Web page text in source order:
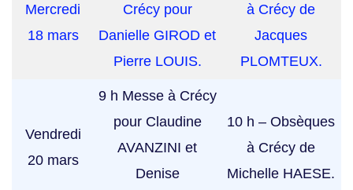
Mercredi
18 mars
Crécy pour
Danielle GIROD et
Pierre LOUIS.
à Crécy de
Jacques
PLOMTEUX.
Vendredi
20 mars
9 h Messe à Crécy
pour Claudine
AVANZINI et
Denise
10 h – Obsèques
à Crécy de
Michelle HAESE.